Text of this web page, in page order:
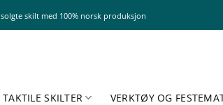
solgte skilt med 100% norsk produksjon
TAKTILE SKILTER VERKTØY OG